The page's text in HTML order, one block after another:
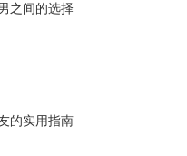
之间的选择
的实用指南